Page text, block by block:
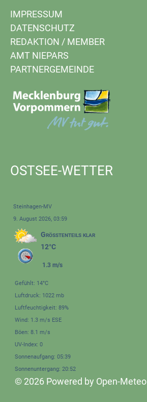
IMPRESSUM
DATENSCHUTZ
REDAKTION / MEMBER
AMT NIEPARS
PARTNERGEMEINDE
OSTSEE-WETTER
Steinhagen-MV
9. August 2026, 03:59
Größtenteils klar
12°C
1.3 m/s
Gefühlt: 14°C
Luftdruck: 1022 mb
Luftfeuchtigkeit: 89%
Wind: 1.3 m/s ESE
Böen: 8.1 m/s
UV-Index: 0
Sonnenaufgang: 05:39
Sonnenuntergang: 20:52
© 2026 Powered by Open-Meteo